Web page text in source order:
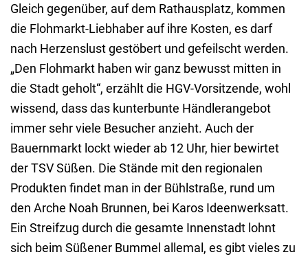
Gleich gegenüber, auf dem Rathausplatz, kommen
die Flohmarkt-Liebhaber auf ihre Kosten, es darf
nach Herzenslust gestöbert und gefeilscht werden.
„Den Flohmarkt haben wir ganz bewusst mitten in
die Stadt geholt“, erzählt die HGV-Vorsitzende, wohl
wissend, dass das kunterbunte Händlerangebot
immer sehr viele Besucher anzieht. Auch der
Bauernmarkt lockt wieder ab 12 Uhr, hier bewirtet
der TSV Süßen. Die Stände mit den regionalen
Produkten findet man in der Bühlstraße, rund um
den Arche Noah Brunnen, bei Karos Ideenwerksatt.
Ein Streifzug durch die gesamte Innenstadt lohnt
sich beim Süßener Bummel allemal, es gibt vieles zu